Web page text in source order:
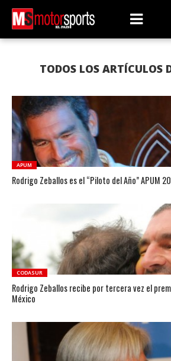
TODOS LOS ARTÍCULOS
APUM
Rodrigo Zeballos es el “Piloto del Año” APUM
CODASUR
Rodrigo Zeballos recibe por tercera vez el
México